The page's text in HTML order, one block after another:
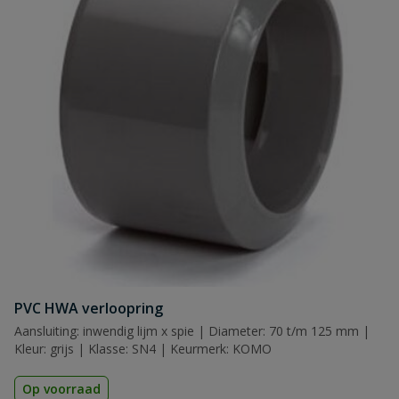
PVC HWA verloopring
Aansluiting: inwendig lijm x spie | Diameter: 70 t/m 125 mm |
Kleur: grijs | Klasse: SN4 | Keurmerk: KOMO
Op voorraad